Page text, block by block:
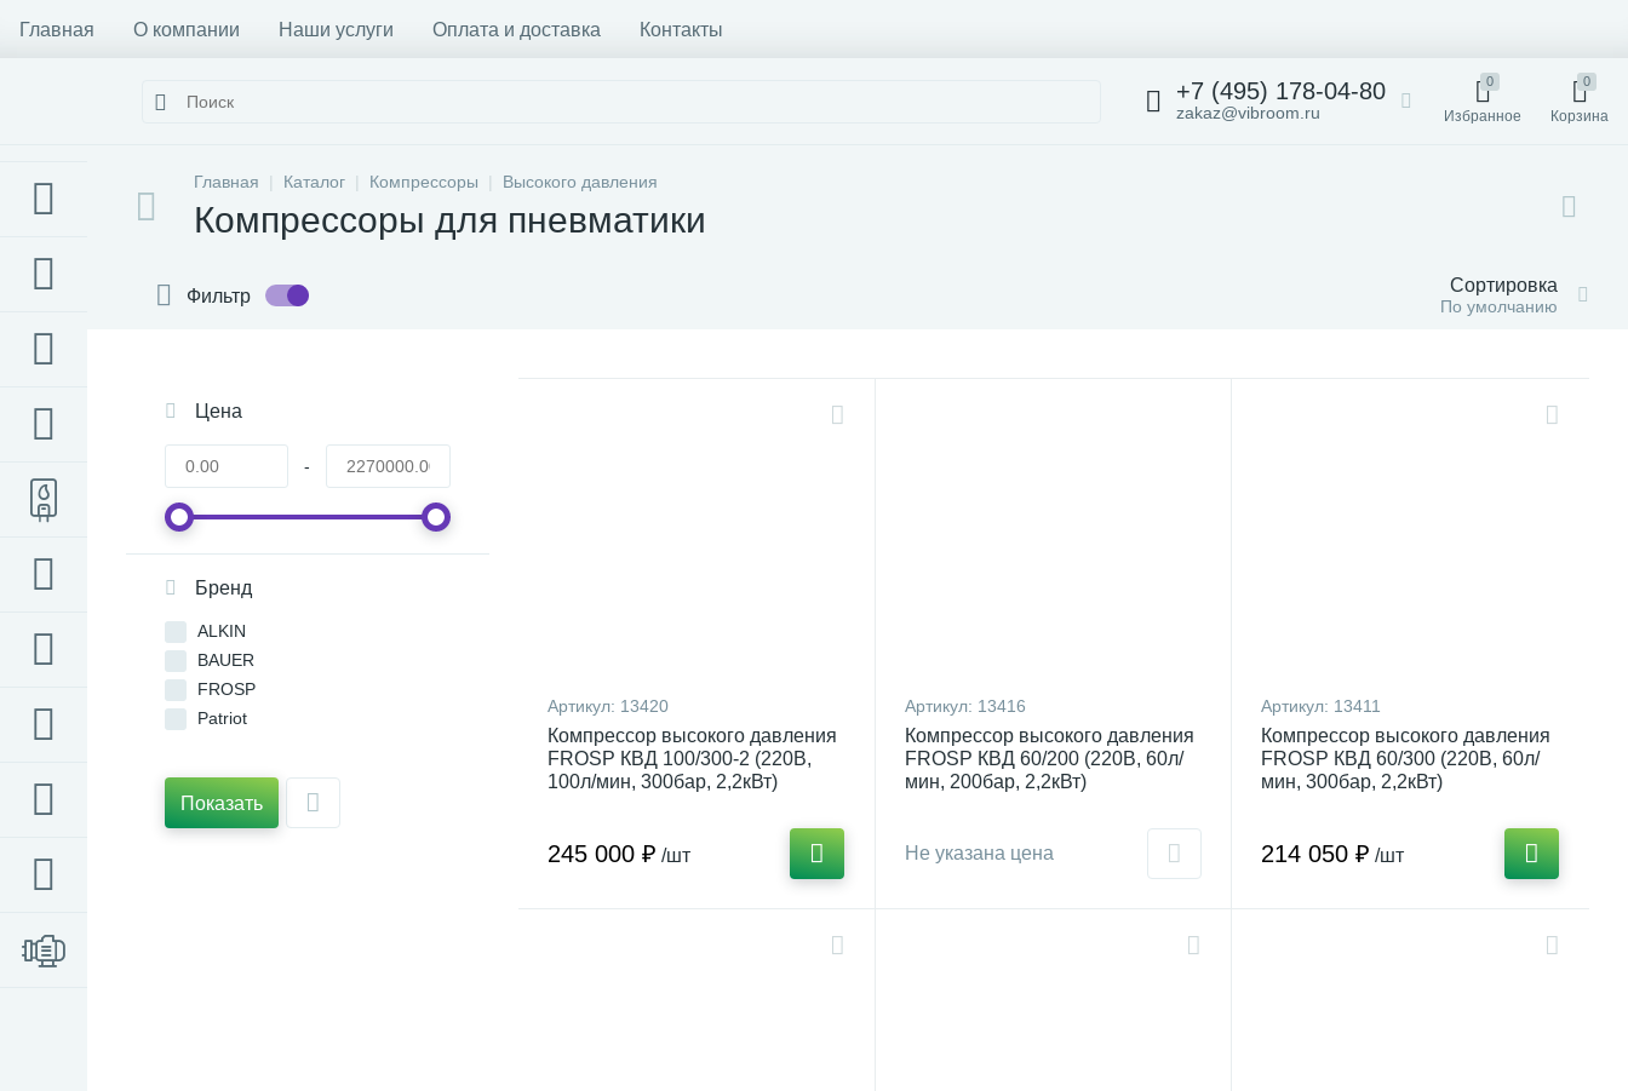
Главная О компании Наши услуги Оплата и доставка Контакты
+7 (495) 178-04-80
zakaz@vibroom.ru
0
Избранное
0
Корзина
Главная Каталог Компрессоры Высокого давления
Компрессоры для пневматики
Фильтр Сортировка
По умолчанию
Цена
-
Бренд
ALKIN
BAUER
FROSP
Patriot
Показать
Артикул: 13420
Компрессор высокого давления
FROSP КВД 100/300-2 (220В,
100л/мин, 300бар, 2,2кВт)
245 000 ₽ /шт
Артикул: 13416
Компрессор высокого давления
FROSP КВД 60/200 (220В, 60л/
мин, 200бар, 2,2кВт)
Не указана цена
Артикул: 13411
Компрессор высокого давления
FROSP КВД 60/300 (220В, 60л/
мин, 300бар, 2,2кВт)
214 050 ₽ /шт